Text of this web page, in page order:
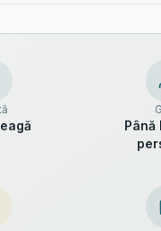
Până